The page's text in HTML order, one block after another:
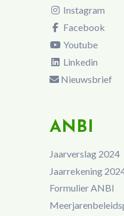
Instagram
Facebook
Youtube
Linkedin
Nieuwsbrief
ANBI
Jaarverslag 2024
Jaarrekening
Formulier ANBI